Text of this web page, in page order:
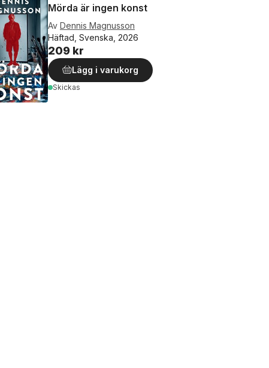
Mörda är ingen konst
Av Dennis Magnusson
Häftad, Svenska, 2026
209 kr
Lägg i varukorg
Skickas